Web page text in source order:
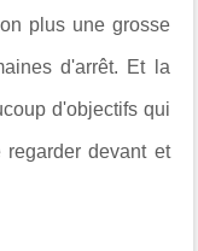
plus une grosse
d'arrêt. Et la
d'objectifs qui
devant et